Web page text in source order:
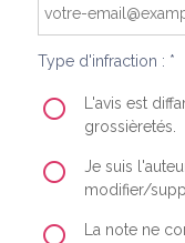
Type d'infraction : *
L'avis est
grossièretés.
Je suis
modifier/
La note ne